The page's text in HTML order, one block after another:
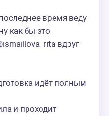
время веду
как бы это
вдруг
идёт полным
и проходит